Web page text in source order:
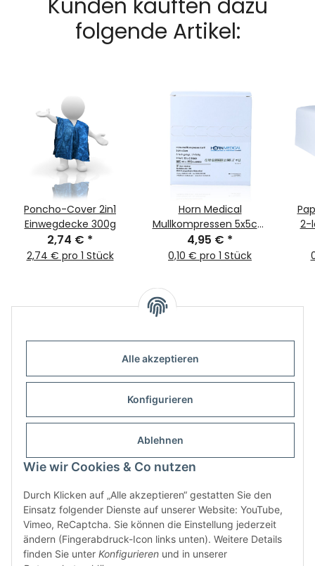
Alle akzeptieren
Konfigurieren
Ablehnen
Wie wir Cookies & Co nutzen
Durch Klicken auf „Alle akzeptieren“ gestatten Sie den
Einsatz folgender Dienste auf unserer Website: YouTube,
Vimeo, ReCaptcha. Sie können die Einstellung jederzeit
ändern (Fingerabdruck-Icon links unten). Weitere Details
finden Sie unter Konfigurieren und in unserer
Kunden kauften dazu
folgende Artikel:
Poncho-Cover 2in1
Einwegdecke 300g
2,74 € *
2,74 € pro 1 Stück
Horn Medical
Mullkompressen 5x5cm
steril weiß 25x 2Stk
4,95 € *
0,10 € pro 1 Stück
2-
Informationen
Gesetzliche Informationen
Widerrufsbutton